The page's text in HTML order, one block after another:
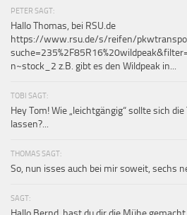
PETER SAGT:
Hallo Thomas, bei RSU.de
https://www.rsu.de/s/reifen/
n~stock_2 z.B. gibt es den Wildpeak in...
TOBI SAGT:
Hey Tom! Wie „leichtgängig“ sollte sich
lassen?...
THOMAS SAGT:
So, nun isses auch bei mir soweit, sechs
SAGT: